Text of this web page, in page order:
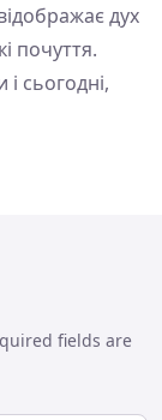
дух
почуття.
сьогодні,
fields are